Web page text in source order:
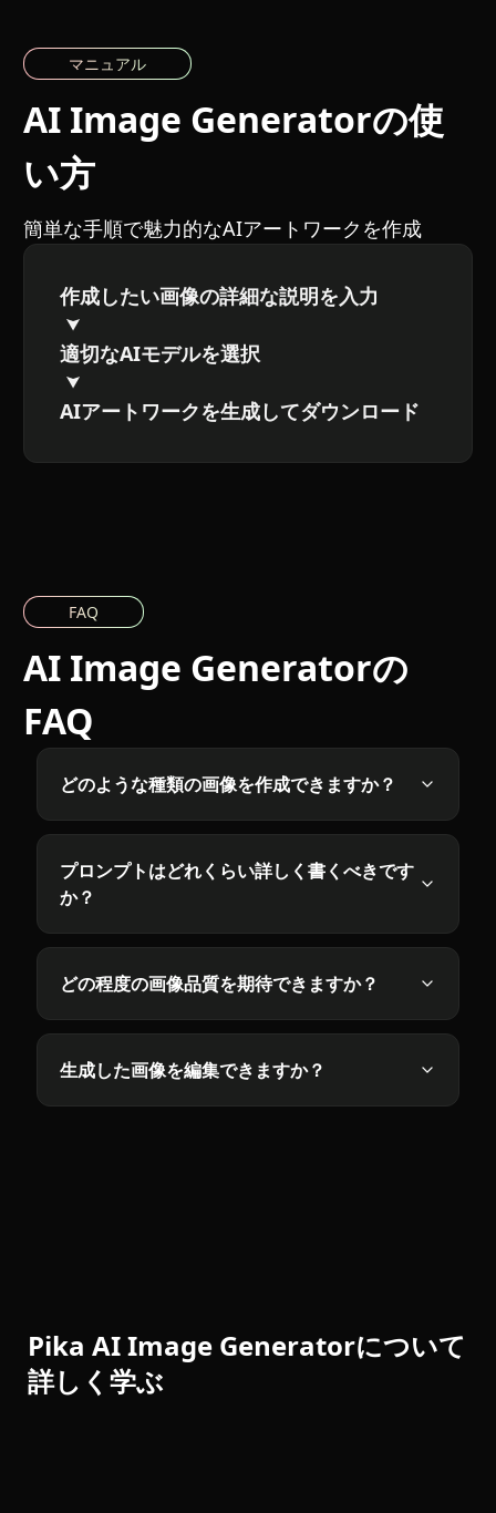
マニュアル
AI Image Generatorの使
い方
簡単な手順で魅力的なAIアートワークを作成
作成したい画像の詳細な説明を入力
適切なAIモデルを選択
AIアートワークを生成してダウンロード
FAQ
AI Image Generatorの
FAQ
どのような種類の画像を作成できますか？
プロンプトはどれくらい詳しく書くべきです
か？
どの程度の画像品質を期待できますか？
生成した画像を編集できますか？
Pika AI Image Generatorについて
詳しく学ぶ